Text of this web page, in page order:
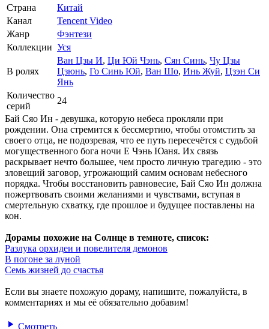
Страна
Китай
Канал
Tencent Video
Жанр
Фэнтези
Коллекции Уся
В ролях
Ван Цзы И, Ци Юй Чэнь, Сян Синь, Чу Цзы
Цзюнь, Го Синь Юй, Ван Шо, Инь Жуй, Цзэн Си
Янь
Количество
серий
24
Бай Сяо Ин - девушка, которую небеса прокляли при
рождении. Она стремится к бессмертию, чтобы отомстить за
своего отца, не подозревая, что ее путь пересечётся с судьбой
могущественного бога ночи Е Чэнь Юаня. Их связь
раскрывает нечто большее, чем просто личную трагедию - это
зловещий заговор, угрожающий самим основам небесного
порядка. Чтобы восстановить равновесие, Бай Сяо Ин должна
пожертвовать своими желаниями и чувствами, вступая в
смертельную схватку, где прошлое и будущее поставлены на
кон.
Дорамы похожие на Солнце в темноте, список:
Разлука орхидеи и повелителя демонов
В погоне за луной
Семь жизней до счастья
Если вы знаете похожую дораму, напишите, пожалуйста, в
комментариях и мы её обязательно добавим!
Смотреть